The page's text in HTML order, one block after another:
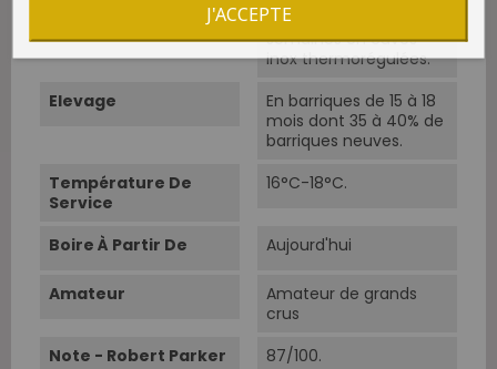
Cuvaison 3 à 4
semaines en cuves
inox thermorégulées.
Elevage
En barriques de 15 à 18
mois dont 35 à 40% de
barriques neuves.
Température De
Service
16°C-18°C.
Boire À Partir De Aujourd'hui
Amateur
Amateur de grands
crus
Note - Robert Parker
87/100.
J'ACCEPTE